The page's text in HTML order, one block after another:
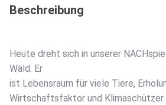
Beschreibung
Heute dreht sich in unserer
Wald. Er
ist Lebensraum für viele Tiere,
Wirtschaftsfaktor und Klimaschützer.